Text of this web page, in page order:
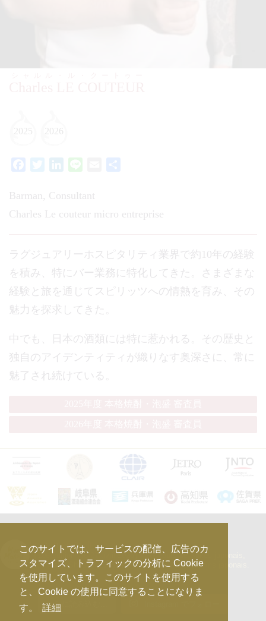
このサイトでは、サービスの配信、広告のカ
スタマイズ、トラフィックの分析に Cookie
を使用しています。このサイトを使用する
と、Cookie の使用に同意することになりま
す。
詳細
2025 2026
FacebookTwitterLinkedIn Email
Barman, Consultant
Charles Le couteur micro entreprise
ラグジュアリーホスピタリティ業界で約10年の経験
を積み、特にバー業務に特化してきた。さまざまな
経験と旅を通じてスピリッツへの情熱を育み、その
魅力を探求してきた。
中でも、日本の酒類には特に惹かれる。その歴史と
独自のアイデンティティが織りなす奥深さに、常に
魅了され続けている。
kura_master_fr
【10e édition : le 27 avril 2026】 Concours de Sakés japonais,
d’Honkaku Shochu & Awamori, de Liqueurs et de Vins japonais.
さらに読み込む...